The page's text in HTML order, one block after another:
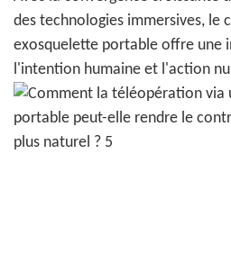
des technologies immersives, le
exosquelette portable offre une
l'intention humaine et l'action